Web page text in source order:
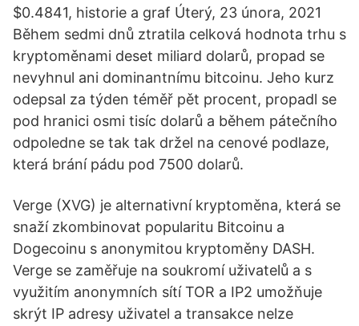
$0.4841, historie a graf Úterý, 23 února, 2021
Během sedmi dnů ztratila celková hodnota trhu s
kryptoměnami deset miliard dolarů, propad se
nevyhnul ani dominantnímu bitcoinu. Jeho kurz
odepsal za týden téměř pět procent, propadl se
pod hranici osmi tisíc dolarů a během pátečního
odpoledne se tak tak držel na cenové podlaze,
která brání pádu pod 7500 dolarů.
Verge (XVG) je alternativní kryptoměna, která se
snaží zkombinovat popularitu Bitcoinu a
Dogecoinu s anonymitou kryptoměny DASH.
Verge se zaměřuje na soukromí uživatelů a s
využitím anonymních sítí TOR a IP2 umožňuje
skrýt IP adresy uživatel a transakce nelze